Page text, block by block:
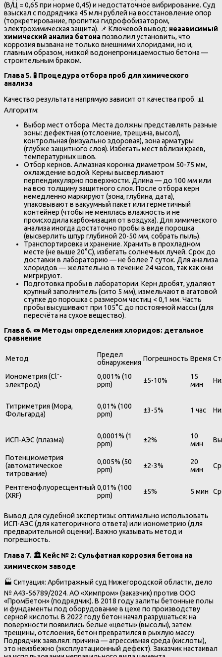
(В/Ц = 0,65 при норме 0,45) и недостаточное вибрирование. Суд
взыскал с подрядчика 45 млн рублей на восстановление опор
(торкретирование, пропитка гидрофобизатором,
электрохимическая защита). 📌 Ключевой вывод: независимый
химический анализ бетонапозволил установить, что
коррозия вызвана не только внешними хлоридами, но и,
главным образом, низкой водонепроницаемостью бетона —
строительным браком.
Глава 5. 🧪 Процедура отбора проб для химического
анализа
Качество результата напрямую зависит от качества проб. 📊
Алгоритм:
Выбор мест отбора. Места должны представлять разные
зоны: дефектная (отслоение, трещина, высол),
контрольная (визуально здоровая), зона арматуры
(глубже защитного слоя). Избегать мест вблизи краёв,
температурных швов.
Отбор кернов. Алмазная коронка диаметром 50-75 мм,
охлаждение водой. Керны высверливают
перпендикулярно поверхности. Длина — до 100 мм или
на всю толщину защитного слоя. После отбора керн
немедленно маркируют (зона, глубина, дата),
упаковывают в вакуумный пакет или герметичный
контейнер (чтобы не менялась влажность и не
происходила карбонизация от воздуха). Для химического
анализа иногда достаточно пробы в виде порошка
(высверлить шпур глубиной 20-50 мм, собрать пыль).
Транспортировка и хранение. Хранить в прохладном
месте (не выше 20°C), избегать солнечных лучей. Срок до
доставки в лабораторию — не более 7 суток. Для анализа
хлоридов — желательно в течение 24 часов, так как они
мигрируют.
Подготовка пробы в лаборатории. Керн дробят, удаляют
крупный заполнитель (сито 5 мм), измельчают в агатовой
ступке до порошка с размером частиц < 0,1 мм. Часть
пробы высушивают при 105°C до постоянной массы (для
пересчёта на сухое вещество).
Глава 6. 🧫 Методы определения хлоридов: детальное
сравнение
Метод
Предел
обнаружения Погрешность Время
Ионометрия (Cl⁻-
электрод)
0,001% (10
ppm)
±5-10%
15
мин
Титриметрия (Мора,
Фольгарда)
0,01% (100
ppm)
±3-5% 1 час
ИСП-АЭС (плазма)
0,0001% (1
ppm)
±2%
10
мин
Потенциометрия
(автоматическое
титрование)
0,005% (50
ppm)
±2-3%
20
мин
Рентгенофлуоресцентный
(XRF)
0,01% (100
ppm)
±5% 5 мин
Вывод для судебной экспертизы: оптимально использовать
ИСП-АЭС (для категоричного ответа) или ионометрию (для
предварительной оценки). Важно указывать метод и
погрешность.
Глава 7. 🏛 ️ Кейс № 2: Сульфатная коррозия бетона на
химическом заводе
🏭 Ситуация: Арбитражный суд Нижегородской области, дело
№ А43-56789/2024. АО «Химпром» (заказчик) против ООО
«ПромБетон» (подрядчик). В 2018 году залиты бетонные полы
и фундаменты под оборудование в цехе по производству
серной кислоты. В 2022 году бетон начал разрушаться: на
поверхности появились белые «цветы» (высолы), затем
трещины, отслоения, бетон превратился в рыхлую массу.
Подрядчик заявлял: причина — агрессивная среда (кислоты),
это неизбежно (эксплуатационный дефект). Заказчик настаивал